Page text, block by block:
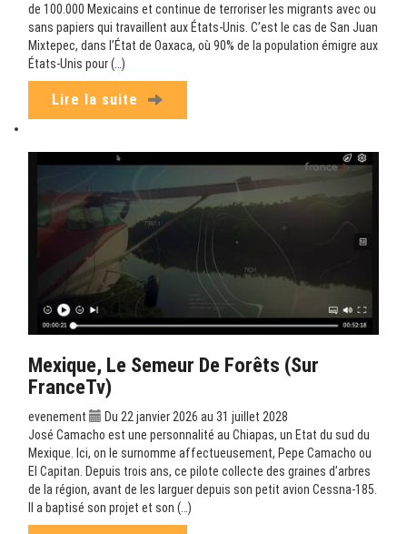
de 100.000 Mexicains et continue de terroriser les migrants avec ou
sans papiers qui travaillent aux États-Unis. C’est le cas de San Juan
Mixtepec, dans l’État de Oaxaca, où 90% de la population émigre aux
États-Unis pour (…)
Lire la suite
Mexique, Le Semeur De Forêts (sur
FranceTv)
evenement
Du 22 janvier 2026 au 31 juillet 2028
José Camacho est une personnalité au Chiapas, un Etat du sud du
Mexique. Ici, on le surnomme affectueusement, Pepe Camacho ou
El Capitan. Depuis trois ans, ce pilote collecte des graines d’arbres
de la région, avant de les larguer depuis son petit avion Cessna-185.
Il a baptisé son projet et son (…)